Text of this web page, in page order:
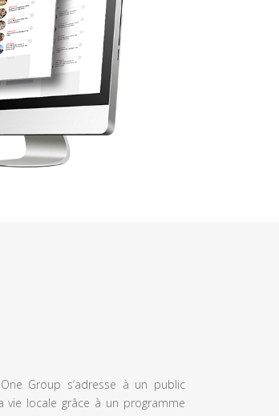
Group s’adresse à un public
vie locale grâce à un programme